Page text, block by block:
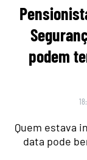
podem
Quem estava
data pode